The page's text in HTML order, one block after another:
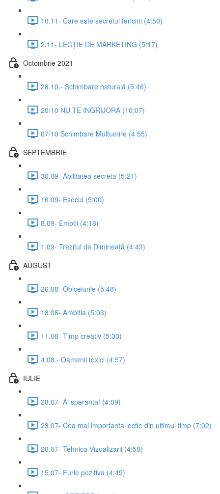
10.11- Care este secretul fericirii (4:50)
2.11- LECȚIE DE MARKETING (5:17)
Octombrie 2021
28.10.- Schimbare naturală (5:46)
20/10 NU TE INGRIJORA (10:07)
07/10 Schimbare Multumire (4:55)
SEPTEMBRIE
30.09- Abilitatea secreta (5:21)
16.09- Esecul (5:00)
8.09- Emotii (4:18)
1.09- Trezitul de Dimineață (4:43)
AUGUST
26.08- Obiceiurile (5:48)
18.08- Ambitia (5:03)
11.08- Timp creativ (5:30)
4.08.- Oamenii toxici (4:57)
IULIE
28.07- Ai speranta! (4:09)
23.07- Cea mai importanta lectie din ultimul timp (7:02)
20.07- Tehnica Vizualizarii (4:58)
15.07- Furie pozitiva (4:49)